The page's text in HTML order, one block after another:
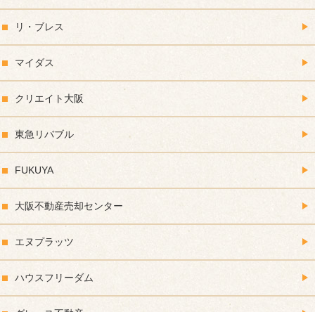
リ・ブレス
マイダス
クリエイト大阪
東急リバブル
FUKUYA
大阪不動産売却センター
エヌプラッツ
ハウスフリーダム